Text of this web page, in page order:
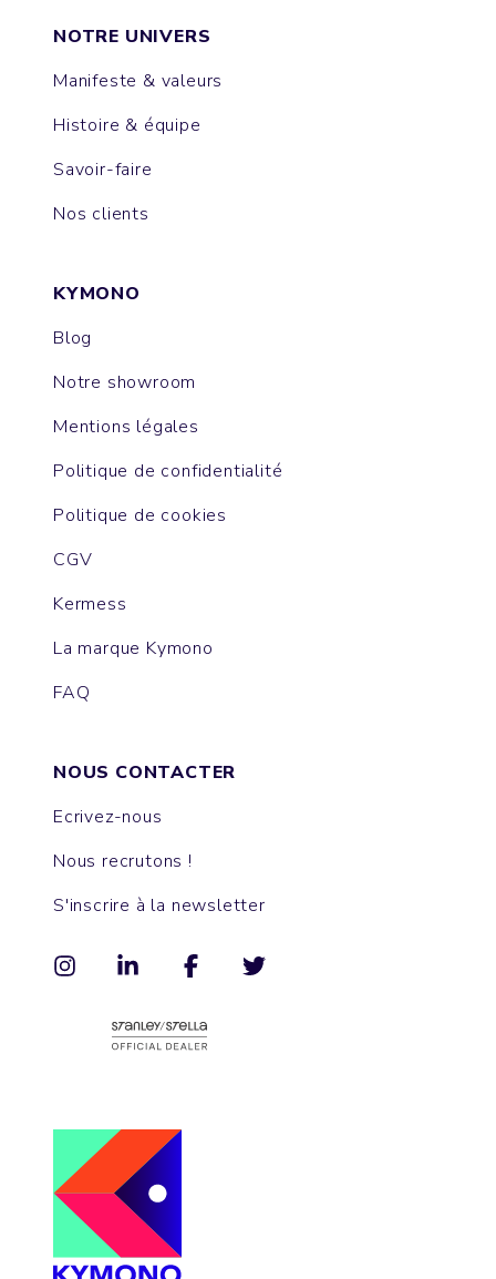
NOTRE UNIVERS
Manifeste & valeurs
Histoire & équipe
Savoir-faire
Nos clients
KYMONO
Blog
Notre showroom
Mentions légales
Politique de confidentialité
Politique de cookies
CGV
Kermess
La marque Kymono
FAQ
NOUS CONTACTER
Ecrivez-nous
Nous recrutons !
S'inscrire à la newsletter